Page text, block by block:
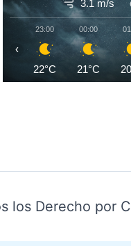
3.1 m/s
23:00
22°C
00:00
21°C
‹
los Derecho por